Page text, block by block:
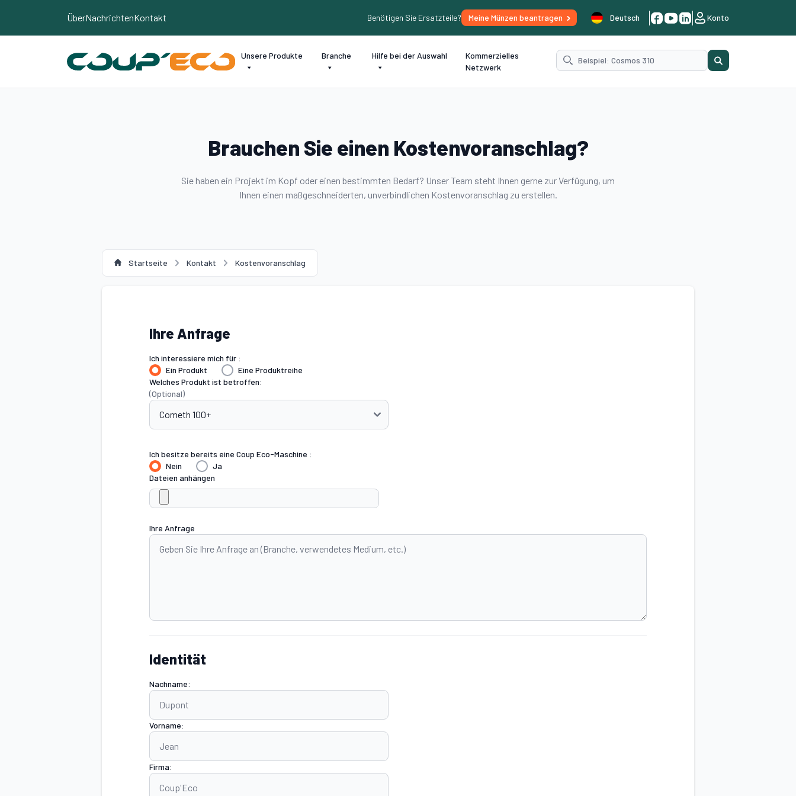
ÜberNachrichtenKontakt Benötigen Sie Ersatzteile? Meine Münzen beantragen Deutsch Konto
Unsere Produkte Branche Hilfe bei der Auswahl
Kommerzielles
Netzwerk
Brauchen Sie einen Kostenvoranschlag?
Sie haben ein Projekt im Kopf oder einen bestimmten Bedarf? Unser Team steht Ihnen gerne zur Verfügung, um
Ihnen einen maßgeschneiderten, unverbindlichen Kostenvoranschlag zu erstellen.
Startseite Kontakt Kostenvoranschlag
Ihre Anfrage
Ich interessiere mich für :
Ein Produkt
Eine Produktreihe
Welches Produkt ist betroffen:
(Optional)
Ich besitze bereits eine Coup Eco-Maschine :
Nein
Ja
Dateien anhängen
Ihre Anfrage
Identität
Nachname:
Vorname:
Firma: